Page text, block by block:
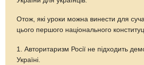
Отож, які уроки можна винести для
цього першого національного
1. Авторитаризм Росії не підходить
Україні.